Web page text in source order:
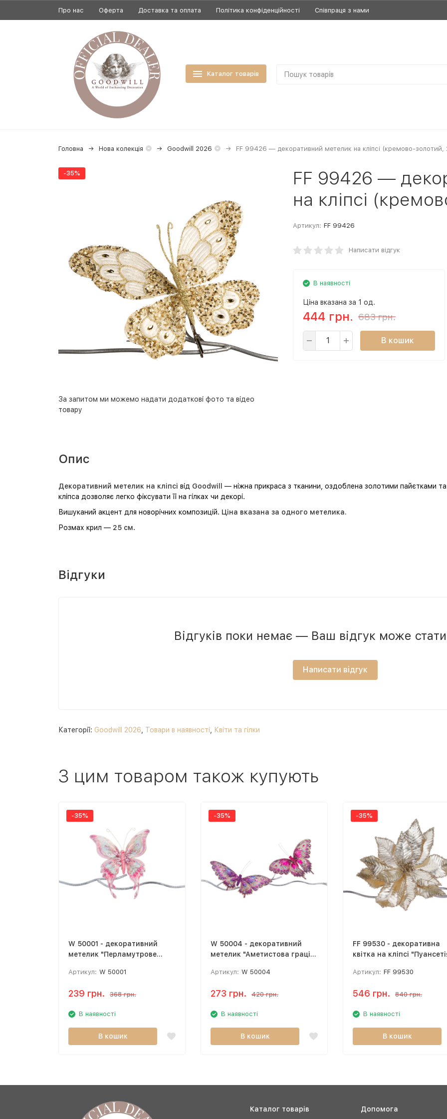
Про нас Оферта Доставка та оплата Політика конфіденційності Співпраця з нами
Каталог товарів
Головна Нова колекція Goodwill 2026 FF 99426 — декоративний метелик на кліпсі (кремово-золотий,
-35%
За запитом ми можемо надати додаткові фото та відео
товару
FF 99426 —
на кліпсі
Артикул: FF 99426
Написати відгук
В наявності
Ціна вказана за 1 од.
444 грн. 683 грн.
В кошик
Опис
Декоративний метелик на кліпсі від Goodwill
— ніжна прикраса з тканини, оздоблена золотими пайєтками
кліпса дозволяє легко фіксувати її на гілках чи декорі.
Вишуканий акцент для новорічних композицій. Ціна вказана за одного метелика.
Розмах крил — 25 см.
Відгуки
Відгуків поки немає — Ваш відгук може
Написати відгук
Категорії: Goodwill 2026 Товари в наявності Квіти та гілки
З цим товаром також купують
-35%
W 50001 - декоративний
метелик "Перламутрове
Артикул: W 50001
239 грн. 368 грн.
В наявності
В кошик
-35%
W 50004 - декоративний
метелик "Аметистова грація"
Артикул: W 50004
273 грн. 420 грн.
В наявності
В кошик
-35%
FF 99530 - декоративна
квітка на кліпсі
Артикул: FF 99530
546 грн. 840 грн.
В наявності
В кошик
Каталог товарів Допомога